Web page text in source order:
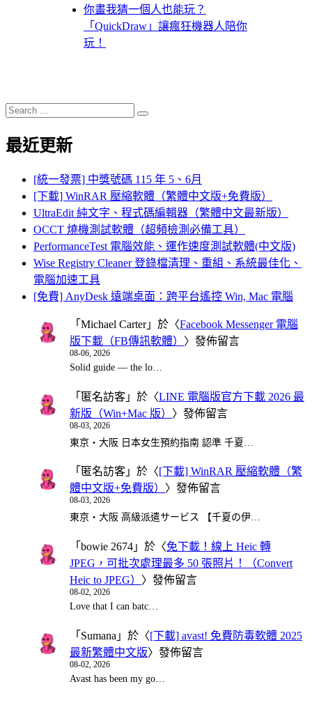
你畫我猜一個人也能玩？
「QuickDraw」讓瘋狂機器人陪你
玩！
Search
for:
Search
最近更新
[統一發票] 中獎號碼 115 年 5、6月
[下載] WinRAR 壓縮軟體（繁體中文版+免費版）
UltraEdit 純文字、程式碼編輯器（繁體中文最新版）
OCCT 燒機測試軟體（超頻檢測必備工具）
PerformanceTest 電腦效能、運作速度測試軟體(中文版)
Wise Registry Cleaner 登錄檔清理、重組、系統最佳化、
電腦加速工具
[免費] AnyDesk 遠端桌面：跨平台遙控 Win, Mac 電腦
「 Michael Carter」於〈Facebook Messenger 電腦
版下載（FB傳訊軟體） 〉發佈留言
08-06, 2026
Solid guide — the lo…
「 匿名訪客 」於〈LINE 電腦版官方下載 2026 最
新版（Win+Mac 版） 〉發佈留言
08-03, 2026
東京・大阪 日本女生預約指南 認準 千夏…
「 匿名訪客 」於〈[下載] WinRAR 壓縮軟體（繁
體中文版+免費版） 〉發佈留言
08-03, 2026
東京・大阪 高級派遣サービス 【千夏の伊…
「 bowie 2674 」於〈免下載！線上 Heic 轉
JPEG，可批次處理最多 50 張照片！（Convert
Heic to JPEG） 〉發佈留言
08-02, 2026
Love that I can batc…
「 Sumana 」於〈[下載] avast! 免費防毒軟體 2025
最新繁體中文版〉發佈留言
08-02, 2026
Avast has been my go…